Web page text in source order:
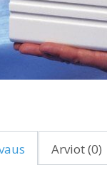
Arviot (0)